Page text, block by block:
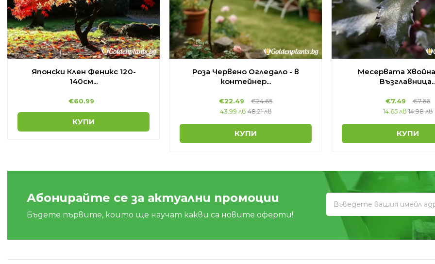
Японски Клен Феникс 120-
140см...
€60.99
КУПИ
Роза Червено Огледало - в
контейнер...
€22.49 €24.65
43.99 лв 48.21 лв
КУПИ
Месервата
€7.49 €7.66
14.65 лв 14.98 лв
КУПИ
Абонирайте се за актуални промоции
Бъдете първите, които ще научат какви са новите оферти!